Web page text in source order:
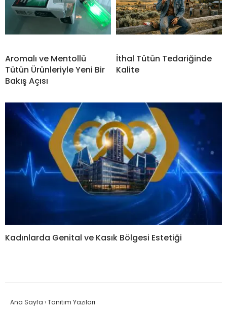
Aromalı ve Mentollü
Tütün Ürünleriyle Yeni Bir
Bakış Açısı
İthal Tütün Tedariğinde
Kalite
Kadınlarda Genital ve Kasık Bölgesi Estetiği
Ana Sayfa ›Tanıtım Yazıları